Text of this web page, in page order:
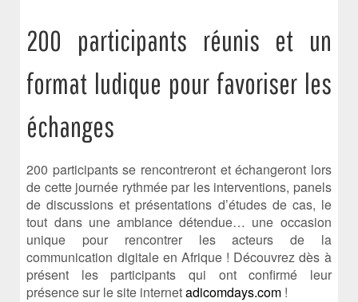
200 participants réunis et un
format ludique pour favoriser les
échanges
200 participants se rencontreront et échangeront lors
de cette journée rythmée par les interventions, panels
de discussions et présentations d’études de cas, le
tout dans une ambiance détendue… une occasion
unique pour rencontrer les acteurs de la
communication digitale en Afrique ! Découvrez dès à
présent les participants qui ont confirmé leur
présence sur le site internetadicomdays.com !